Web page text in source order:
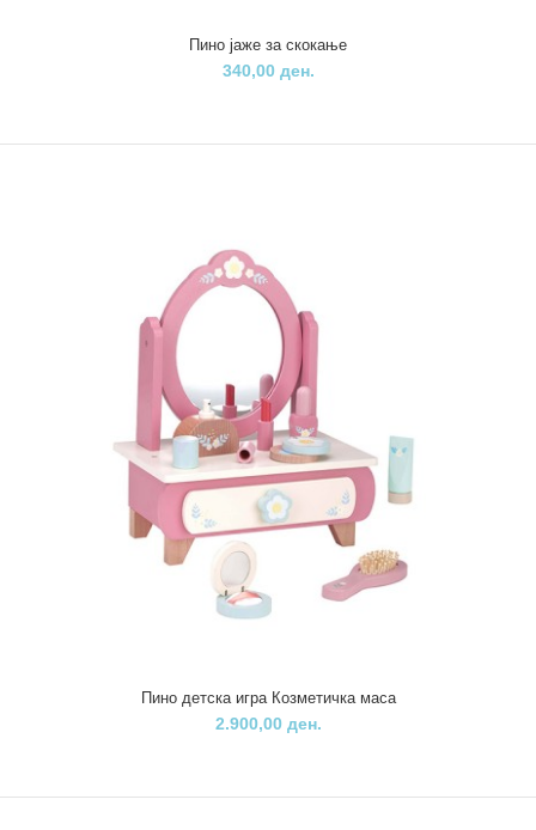
Pino работилницата-Водопад е авторска игра од познатиот
писател за деца и млади Урош Петровиќ. ..
Пино јаже за скокање
340,00 ден.
Пино детска игра Козметичка маса
2.900,00 ден.